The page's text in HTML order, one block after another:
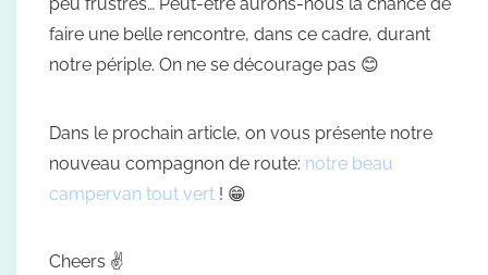
peu frustrés… Peut-être aurons-nous la chance de
faire une belle rencontre, dans ce cadre, durant
notre périple. On ne se décourage pas 😊
Dans le prochain article, on vous présente notre
nouveau compagnon de route: notre beau
campervan tout vert ! 😁
Cheers ✌